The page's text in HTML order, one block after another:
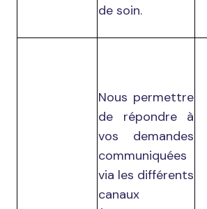
de soin.
Nous permettre
de répondre à
vos demandes
communiquées
via les différents
canaux